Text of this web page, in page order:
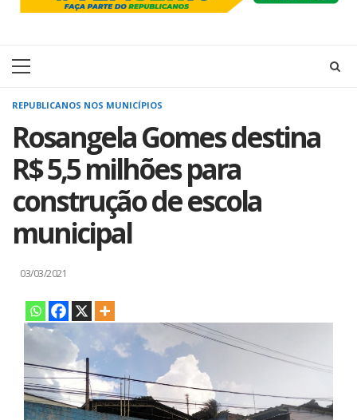
Primary
REPUBLICANOS NOS MUNICÍPIOS
Rosangela Gomes destina
R$ 5,5 milhões para
construção de escola
municipal
03/03/2021